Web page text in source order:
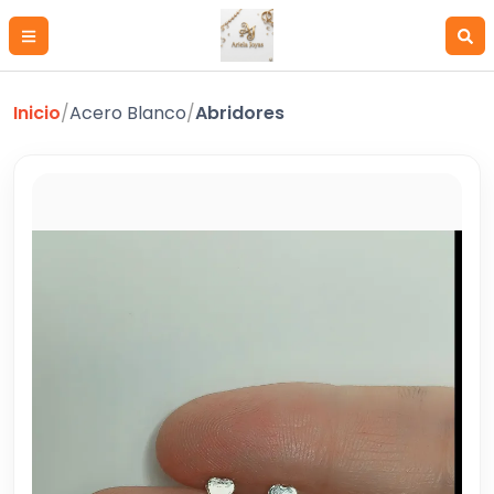
Inicio/Acero Blanco/Abridores